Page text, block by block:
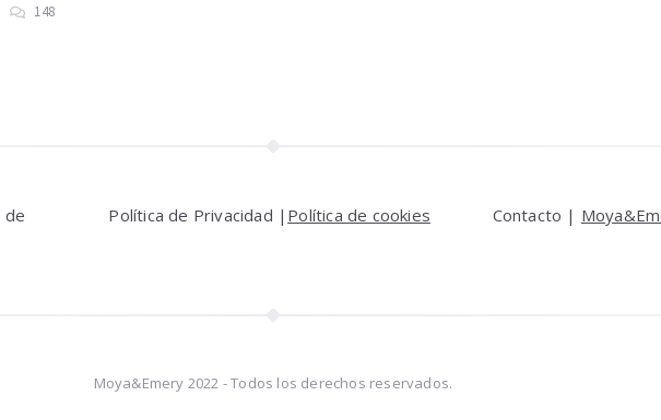
148
de
Política de Privacidad | Política de cookies Contacto |
Moya&Emery 2022 - Todos los derechos reservados.